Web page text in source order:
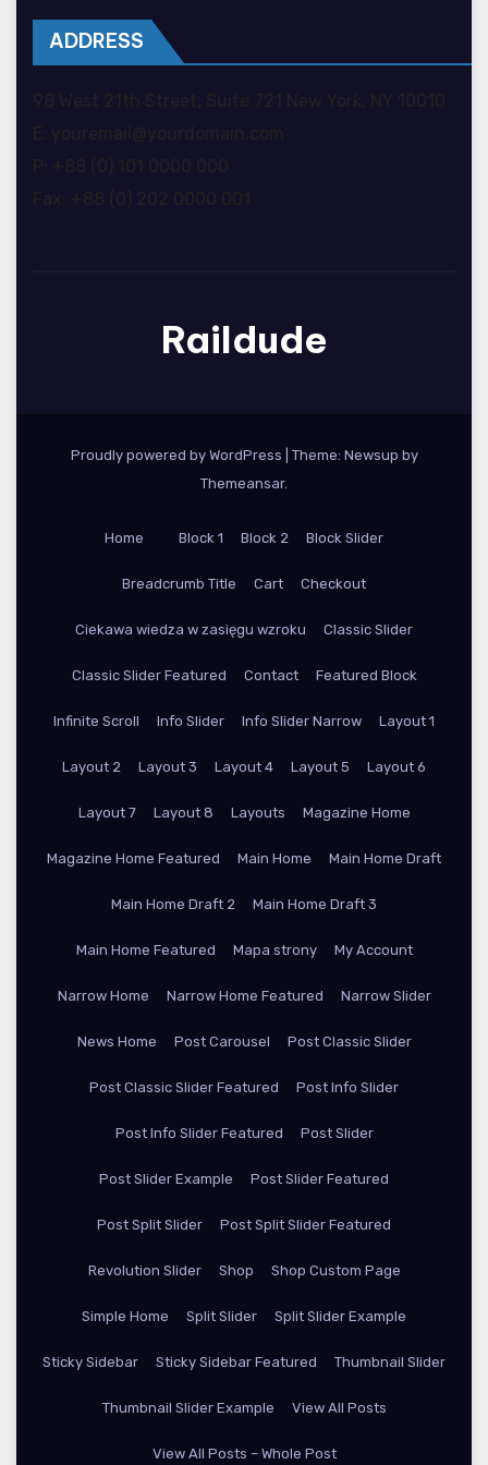
ADDRESS
Raildude
Proudly powered by WordPress
Theme: Newsup by
Themeansar.
Home Block 1 Block 2 Block Slider
Breadcrumb Title Cart Checkout
Ciekawa wiedza w zasięgu wzroku Classic Slider
Classic Slider Featured Contact Featured Block
Infinite Scroll Info Slider Info Slider Narrow Layout 1
Layout 2 Layout 3 Layout 4 Layout 5 Layout 6
Layout 7 Layout 8 Layouts Magazine Home
Magazine Home Featured Main Home Main Home Draft
Main Home Draft 2 Main Home Draft 3
Main Home Featured Mapa strony My Account
Narrow Home Narrow Home Featured Narrow Slider
News Home Post Carousel Post Classic Slider
Post Classic Slider Featured Post Info Slider
Post Info Slider Featured Post Slider
Post Slider Example Post Slider Featured
Post Split Slider Post Split Slider Featured
Revolution Slider Shop Shop Custom Page
Simple Home Split Slider Split Slider Example
Sticky Sidebar Sticky Sidebar Featured Thumbnail Slider
Thumbnail Slider Example View All Posts
View All Posts – Whole Post